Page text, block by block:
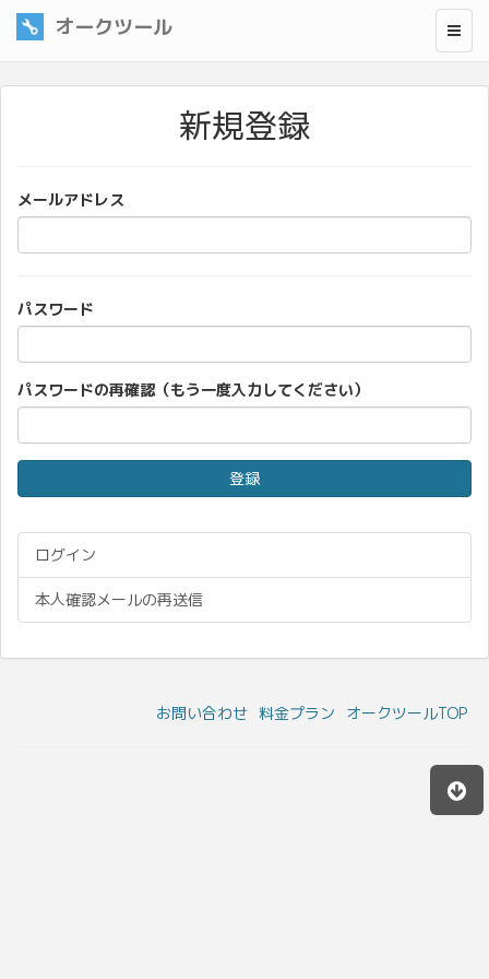
オークツール
新規登録
メールアドレス
パスワード
パスワードの再確認（もう一度入力してください）
ログイン
本人確認メールの再送信
お問い合わせ 料金プラン オークツールTOP